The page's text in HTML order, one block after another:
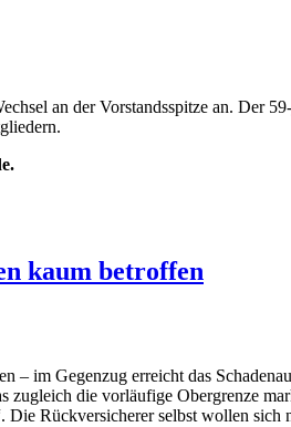
an der Vorstandsspitze an. Der
kaum betroffen
im Gegenzug erreicht das
zugleich die vorläufige Obergrenze
Die Rückversicherer selbst wollen sich